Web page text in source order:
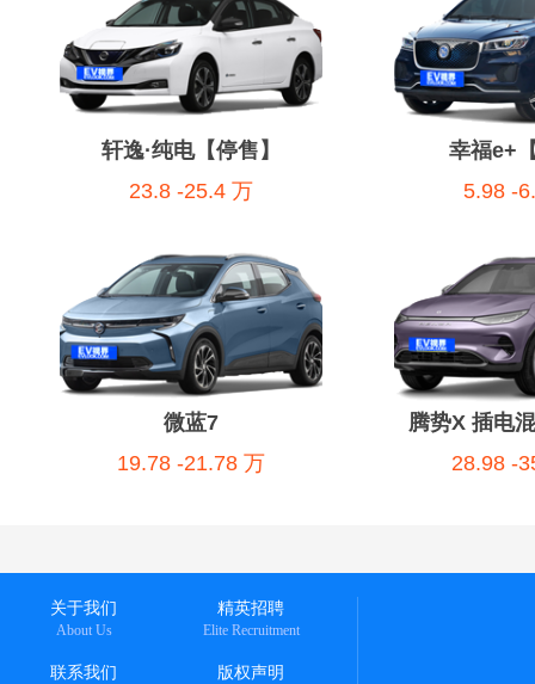
轩逸·纯电【停售】
23.8 -25.4 万
幸福e+
5.98 -
微蓝7
19.78 -21.78 万
腾势X 插电
28.98 -
关于我们
About Us
精英招聘
Elite Recruitment
联系我们 版权声明